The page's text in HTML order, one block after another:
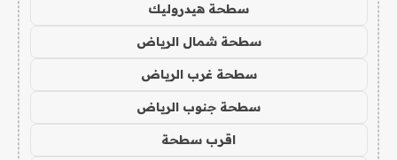
سطحة هيدروليك
سطحة شمال الرياض
سطحة غرب الرياض
سطحة جنوب الرياض
اقرب سطحة